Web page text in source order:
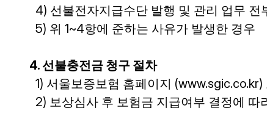
4) 선불전자지급수단 발행 및 관리 업무 전
5) 위 1~4항에 준하는 사유가 발생한 경우
4. 선불충전금 청구 절차
1) 서울보증보험 홈페이지
2) 보상심사 후 보험금 지급여부 결정에 따